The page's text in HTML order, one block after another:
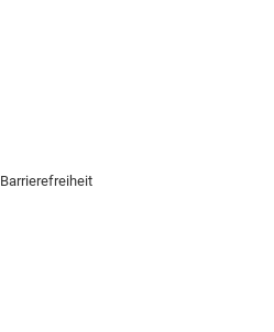
Barrierefreiheit